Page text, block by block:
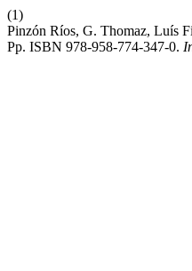
(1)
Pinzón Ríos, G. Thomaz, Luís
Pp. ISBN 978-958-774-347-0.